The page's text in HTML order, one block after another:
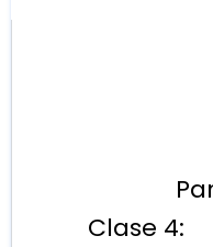
Clase 4: